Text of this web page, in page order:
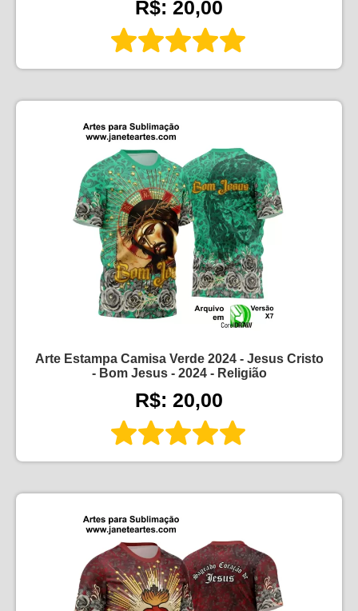
R$: 20,00
Arte Estampa Camisa Verde 2024 - Jesus Cristo
- Bom Jesus - 2024 - Religião
R$: 20,00